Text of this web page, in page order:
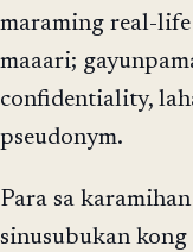
maraming real-
maaari;
confidentiality,
pseudonym.
Para sa
sinusubukan